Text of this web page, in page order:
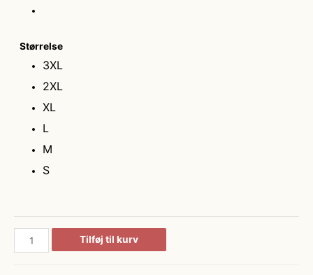
Størrelse
3XL
2XL
XL
L
M
S
Tanktop
|
Tilføj til kurv